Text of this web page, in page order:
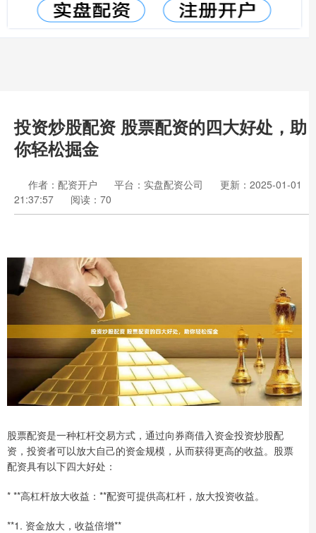
投资炒股配资 股票配资的四大好处，助
你轻松掘金
作者：配资开户 平台：实盘配资公司
更新：2025-01-01
21:37:57
阅读：70
股票配资是一种杠杆交易方式，通过向券商借入资金投资炒股配
资，投资者可以放大自己的资金规模，从而获得更高的收益。股票
配资具有以下四大好处：
* **高杠杆放大收益：**配资可提供高杠杆，放大投资收益。
**1. 资金放大，收益倍增**